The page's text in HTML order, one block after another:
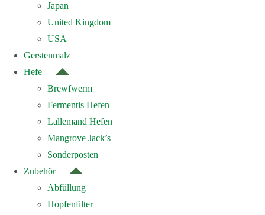
Japan
United Kingdom
USA
Gerstenmalz
Hefe
Brewfwerm
Fermentis Hefen
Lallemand Hefen
Mangrove Jack’s
Sonderposten
Zubehör
Abfüllung
Hopfenfilter